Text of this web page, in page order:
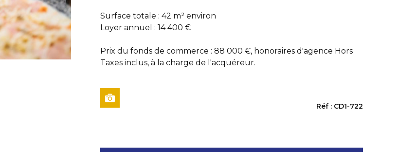
Surface totale : 42 m² environ
Loyer annuel : 14 400 €
Prix du fonds de commerce : 88 000 €, honoraires d'agence Hors
Taxes inclus, à la charge de l'acquéreur.
Réf : CD1-722